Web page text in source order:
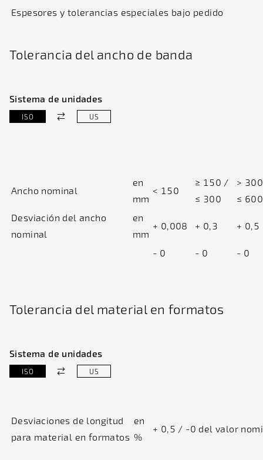
Espesores y tolerancias especiales bajo pedido
Tolerancia del ancho de banda
Sistema de unidades
ISO US
Ancho nominal
en
mm
< 150
≥ 150 /
≤ 300
>
≤ 600
Desviación del ancho
nominal
en
mm
+ 0,008 + 0,3 + 0,5
- 0 - 0 - 0
Tolerancia del material en formatos
Sistema de unidades
ISO US
Desviaciones de longitud
para material en formatos
en
%
+ 0,5 / -0 del valor